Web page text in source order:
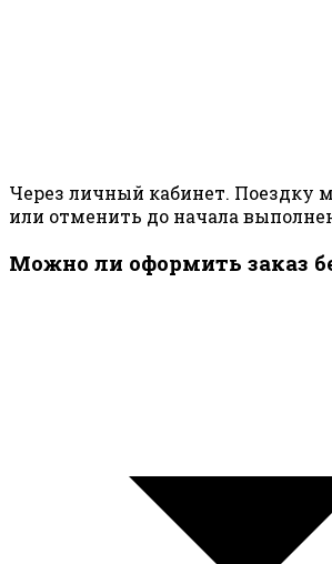
Через личный кабинет. Поездку
или отменить до начала
Можно ли оформить заказ